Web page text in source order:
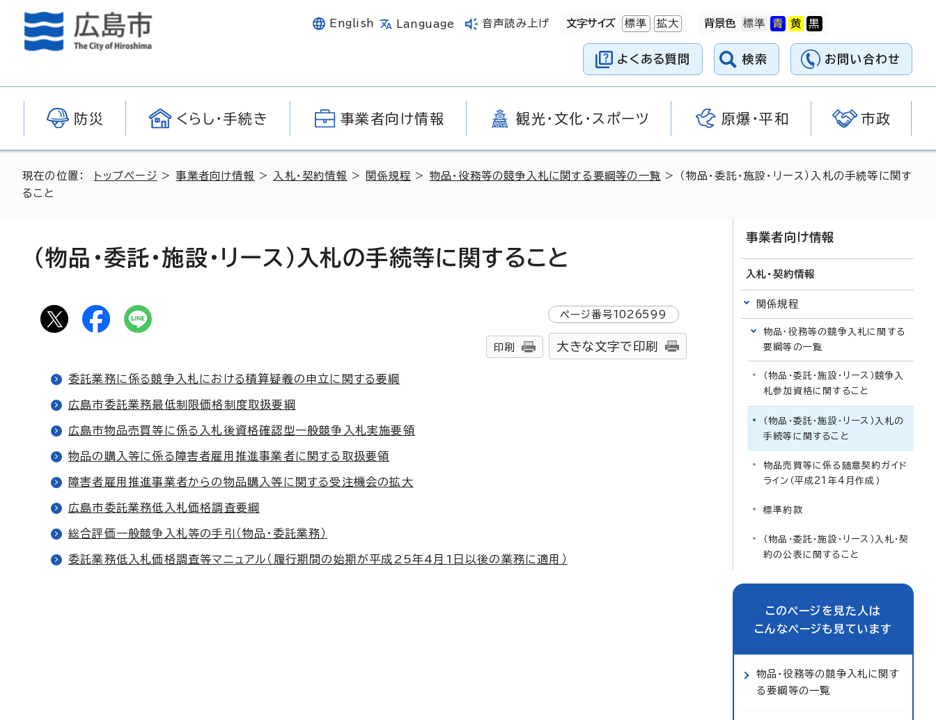
English Language 音声読み上げ 文字サイズ 標準 拡大 背景色
よくある質問 検索 お問い合わせ
防災 くらし・手続き 事業者向け情報 観光・文化・スポーツ 原爆・平和 市政
現在の位置： トップページ >事業者向け情報 > 入札・契約情報 > 関係規程 > 物品・役務等の競争入札に関する要綱等の一覧 > （物品・委託・施設・リース）入札の手続等に関す
ること
（物品・委託・施設・リース）入札の手続等に関すること
ページ番号1026599
印刷 大きな文字で印刷
委託業務に係る競争入札における積算疑義の申立に関する要綱
広島市委託業務最低制限価格制度取扱要綱
広島市物品売買等に係る入札後資格確認型一般競争入札実施要領
物品の購入等に係る障害者雇用推進事業者に関する取扱要領
障害者雇用推進事業者からの物品購入等に関する受注機会の拡大
広島市委託業務低入札価格調査要綱
総合評価一般競争入札等の手引（物品・委託業務）
委託業務低入札価格調査等マニュアル（履行期間の始期が平成25年4月1日以後の業務に適用）
事業者向け情報
入札・契約情報
関係規程
物品・役務等の競争入札に関する
要綱等の一覧
（物品・委託・施設・リース）競争入
札参加資格に関すること
（物品・委託・施設・リース）入札の
手続等に関すること
物品売買等に係る随意契約ガイド
ライン（平成21年4月作成）
標準約款
（物品・委託・施設・リース）入札・契
約の公表に関すること
このページを見た人は
こんなページも見ています
物品・役務等の競争入札に関す
る要綱等の一覧